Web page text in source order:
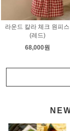
라운드 칼라 체크 원피스
(레드)
68,000원